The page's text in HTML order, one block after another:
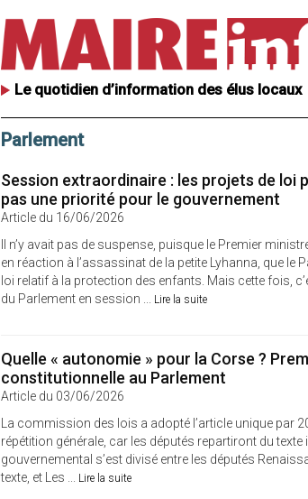
Le quotidien d’information des élus locaux
Parlement
Session extraordinaire : les projets de loi
pas une priorité pour le gouvernement
Article du 16/06/2026
Il n’y avait pas de suspense, puisque le Premier
en réaction à l’assassinat de la petite Lyhanna, que le
loi relatif à la protection des enfants. Mais cette fois,
du Parlement en session ...
Lire la suite
Quelle « autonomie » pour la Corse ?
constitutionnelle au Parlement
Article du 03/06/2026
La commission des lois a adopté l’article unique par
répétition générale, car les députés repartiront du
gouvernemental s’est divisé entre les députés
texte, et Les ...
Lire la suite